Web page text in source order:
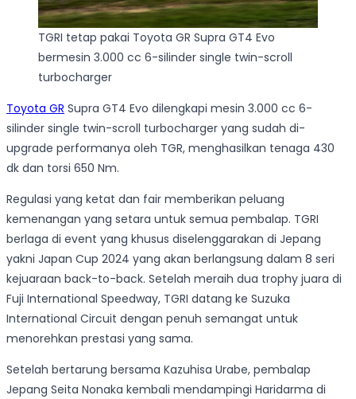
TGRI tetap pakai Toyota GR Supra GT4 Evo
bermesin 3.000 cc 6-silinder single twin-scroll
turbocharger
Toyota GR Supra GT4 Evo dilengkapi mesin 3.000 cc 6-
silinder single twin-scroll turbocharger yang sudah di-
upgrade performanya oleh TGR, menghasilkan tenaga 430
dk dan torsi 650 Nm.
Regulasi yang ketat dan fair memberikan peluang
kemenangan yang setara untuk semua pembalap. TGRI
berlaga di event yang khusus diselenggarakan di Jepang
yakni Japan Cup 2024 yang akan berlangsung dalam 8 seri
kejuaraan back-to-back. Setelah meraih dua trophy juara di
Fuji International Speedway, TGRI datang ke Suzuka
International Circuit dengan penuh semangat untuk
menorehkan prestasi yang sama.
Setelah bertarung bersama Kazuhisa Urabe, pembalap
Jepang Seita Nonaka kembali mendampingi Haridarma di